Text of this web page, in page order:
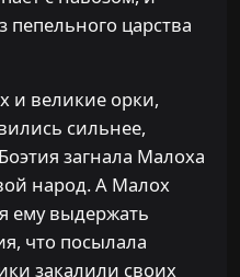
пепельного царства
и великие орки,
сильнее,
загнала Малоха
народ. А Малох
ему выдержать
что посылала
закалили своих